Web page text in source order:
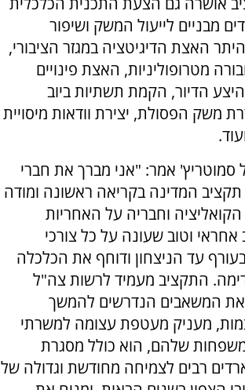
מבניים לייעול המשק ושיפור
האצת הדיגיטציה במגזר הציבורי,
מטרופוליניות, האצת פינויים
הדיור, הקמת תשתיות ביוב
משק הפסולת, יצירת וודאות מיסויית
אמר: "אני מברך את חברי
המדינה בקריאה ראשונה ומודה
וחבריה על האחריות
אחראי וטוב שעונה על כל צורכי
עד הניצחון ודוחף את הכלכלה
התקציב מעמיד לרשות צה"ל
את המשאבים הנדרשים להמשך
מעניק מעטפת עצומה למשרתי
שלהם, הוא כולל מסגרת
רבים לצמיחה מחודשת וגדולה של